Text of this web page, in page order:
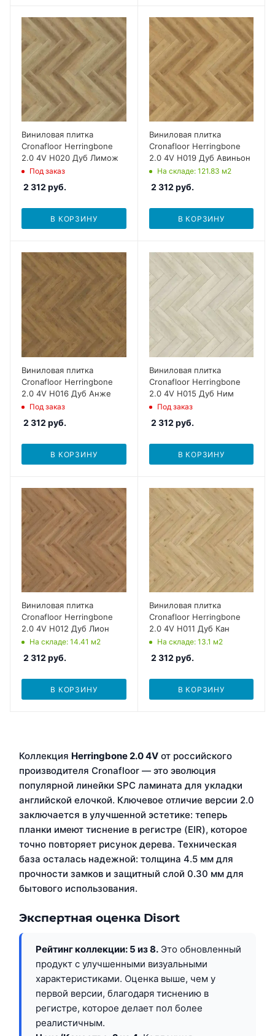
Виниловая плитка
Cronafloor Herringbone
2.0 4V H020 Дуб Лимож
Под заказ
2 312 руб.
В КОРЗИНУ
Виниловая плитка
Cronafloor Herringbone
2.0 4V H019 Дуб Авиньон
На складе: 121.83 м2
2 312 руб.
В КОРЗИНУ
Виниловая плитка
Cronafloor Herringbone
2.0 4V H016 Дуб Анже
Под заказ
2 312 руб.
В КОРЗИНУ
Виниловая плитка
Cronafloor Herringbone
2.0 4V H015 Дуб Ним
Под заказ
2 312 руб.
В КОРЗИНУ
Виниловая плитка
Cronafloor Herringbone
2.0 4V H012 Дуб Лион
На складе: 14.41 м2
2 312 руб.
В КОРЗИНУ
Виниловая плитка
Cronafloor Herringbone
2.0 4V H011 Дуб Кан
На складе: 13.1 м2
2 312 руб.
В КОРЗИНУ
Коллекция Herringbone 2.0 4V от российского
производителя Cronafloor — это эволюция
популярной линейки SPC ламината для укладки
английской елочкой. Ключевое отличие версии 2.0
заключается в улучшенной эстетике: теперь
планки имеют тиснение в регистре (EIR), которое
точно повторяет рисунок дерева. Техническая
база осталась надежной: толщина 4.5 мм для
прочности замков и защитный слой 0.30 мм для
бытового использования.
Экспертная оценка Disort
Рейтинг коллекции: 5 из 8.Это обновленный
продукт с улучшенными визуальными
характеристиками. Оценка выше, чем у
первой версии, благодаря тиснению в
регистре, которое делает пол более
реалистичным.